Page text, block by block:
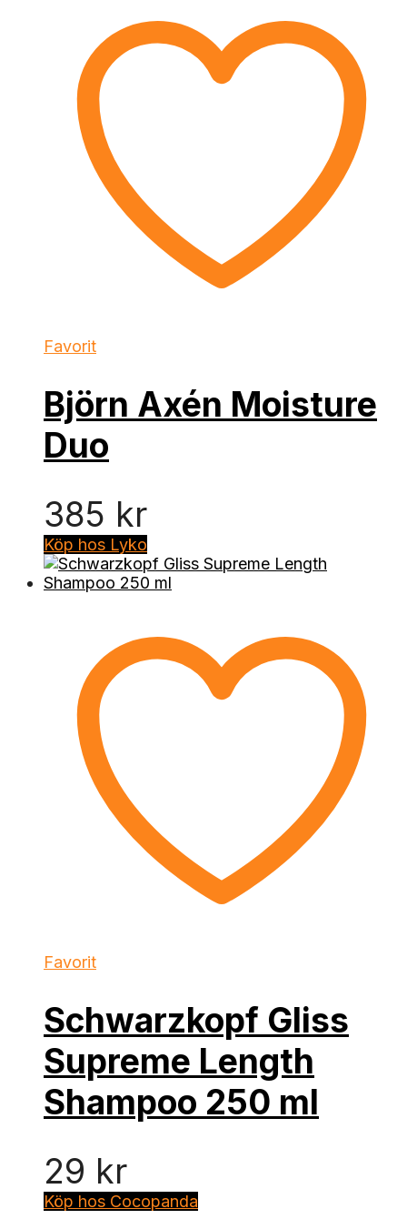
Favorit
Björn Axén Moisture
Duo
385 kr
Köp hos Lyko
Favorit
Schwarzkopf Gliss
Supreme Length
Shampoo 250 ml
29 kr
Köp hos Cocopanda